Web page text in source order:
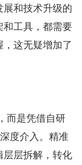
和技术升级的
工具，都需要
这无疑增加了
而是凭借自研
度介入。精准
层拆解，转化